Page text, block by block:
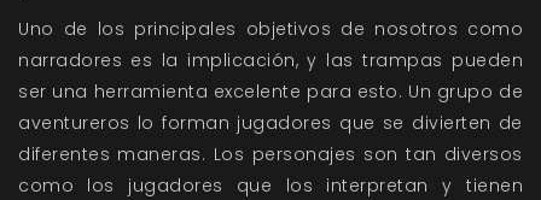
Uno de los principales objetivos de nosotros como
narradores es la implicación, y las trampas pueden
ser una herramienta excelente para esto. Un grupo de
aventureros lo forman jugadores que se divierten de
diferentes maneras. Los personajes son tan diversos
como los jugadores que los interpretan y tienen